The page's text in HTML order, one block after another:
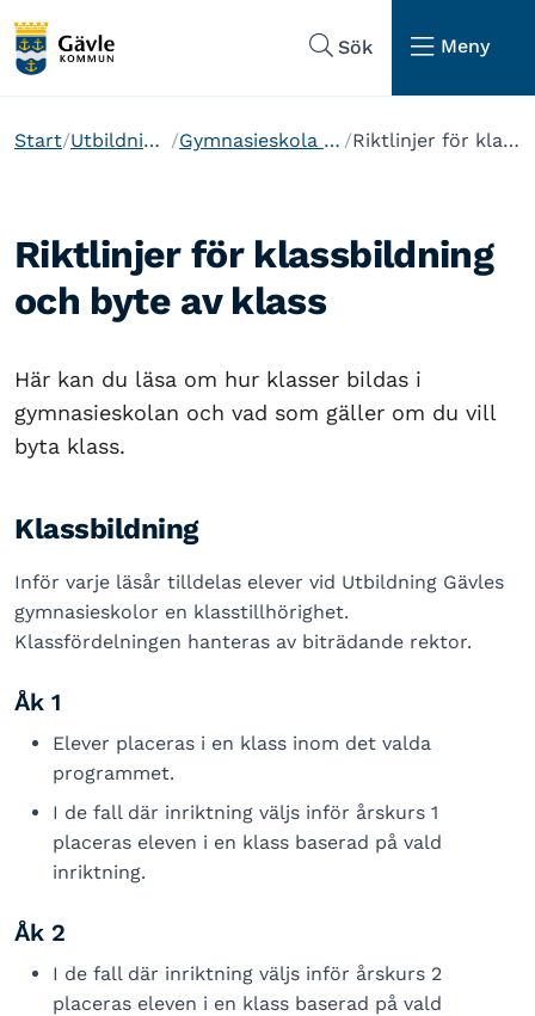
Sök
Meny
Start Utbildning och barnomsorg Gymnasieskola och anpassad gymnasieskola Riktlinjer för klassbildning och byte av klass
Riktlinjer för klassbildning
och byte av klass
Här kan du läsa om hur klasser bildas i
gymnasieskolan och vad som gäller om du vill
byta klass.
Klassbildning
Inför varje läsår tilldelas elever vid Utbildning Gävles
gymnasieskolor en klasstillhörighet.
Klassfördelningen hanteras av biträdande rektor.
Åk 1
Elever placeras i en klass inom det valda
programmet.
I de fall där inriktning väljs inför årskurs 1
placeras eleven i en klass baserad på vald
inriktning.
Åk 2
I de fall där inriktning väljs inför årskurs 2
placeras eleven i en klass baserad på vald